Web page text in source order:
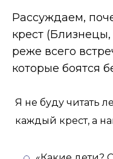
Рассуждаем,
крест
реже всего
которые боятся
Я не буду читать
каждый крест, а